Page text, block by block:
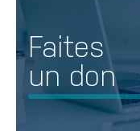
Faites
un don